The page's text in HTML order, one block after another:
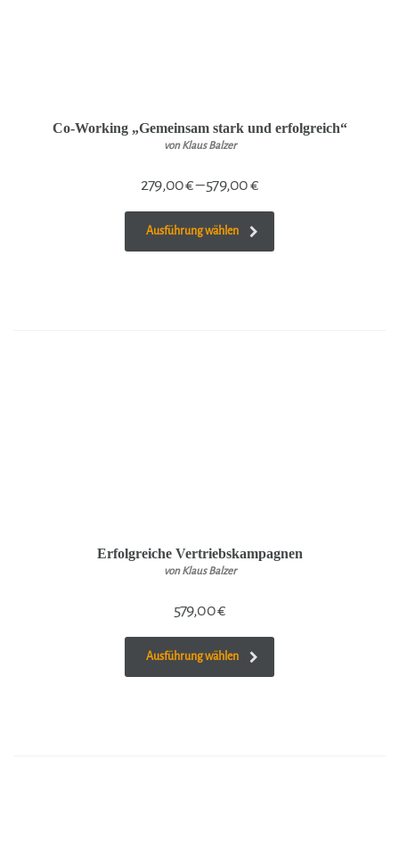
Co-Working „Gemeinsam stark und erfolgreich“
von Klaus Balzer
279,00€–579,00€
Ausführung wählen
Erfolgreiche Vertriebskampagnen
von Klaus Balzer
579,00€
Ausführung wählen